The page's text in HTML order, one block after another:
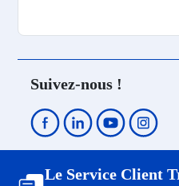
Dernière
1700
Dernière
Neige 1500
Dernière
Venosc
Dernière
Suivez-nous !
Le Service Client